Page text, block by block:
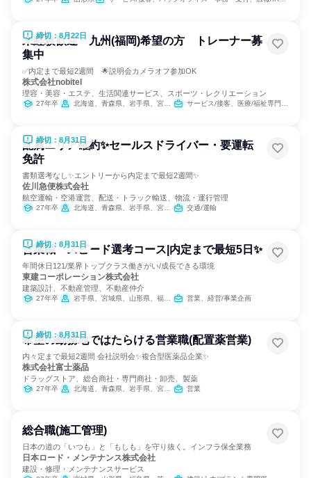
締切：8月22日
未経験歓迎 九州(福岡)希望の方 トレーナー募
集中
✅内定まで最短2週間 🌟説明会カメラオフ参加OK
株式会社nobitel
理容・美容・エステ、生活関連サービス、スポーツ・レクリエーション
27年卒 北海道、青森県、岩手県、宮城県、秋田県、山形県、福島県、茨城県、栃木県、群馬県、埼玉県、千葉県、東京都、神奈川県、新潟県、富山県、石川県、福井県、山梨県、長野県、岐阜県、静岡県、愛知県、三重県、滋賀県、京都府、大阪府、兵庫県、奈良県、和歌山県、鳥取県、島根県、岡山県、広島県、山口県、徳島県、香川県、愛媛県、高知県、福岡県、佐賀県、長崎県、熊本県、大分県、宮崎県、鹿児島県、沖縄県 サービス/接客、医療/福祉専門職、教育/保育専門職、小売販売/流通
締切：8月31日
配属エリア確約✨セールスドライバー・要運転
免許
書類選考なし✨エントリーから内定まで最短2週間✨
佐川急便株式会社
航空運輸・空港運営、配送・トラック輸送、物流・運行管理
27年卒 北海道、青森県、岩手県、宮城県、秋田県、山形県、福島県、茨城県、栃木県、群馬県、埼玉県、千葉県、東京都、神奈川県、新潟県、富山県、石川県、福井県、山梨県、長野県、岐阜県、静岡県、愛知県、三重県、滋賀県、京都府、大阪府、兵庫県、奈良県、和歌山県、鳥取県、島根県、岡山県、広島県、山口県、徳島県、香川県、愛媛県、高知県、福岡県、佐賀県、長崎県、熊本県、大分県、宮崎県、鹿児島県、沖縄県 交通/運輸
締切：8月31日
営業職 スピード選考コース|内定まで最短5日✨
年間休日121/業界トップクラス働きがい/成長できる環境
東建コーポレーション株式会社
建築設計、不動産管理、不動産仲介
27年卒 岩手県、宮城県、山形県、福島県、茨城県、栃木県、群馬県、埼玉県、千葉県、東京都、神奈川県、新潟県、富山県、石川県、福井県、長野県、岐阜県、静岡県、愛知県、三重県、滋賀県、京都府、大阪府、兵庫県、奈良県、鳥取県、島根県、岡山県、広島県、山口県、愛媛県、高知県、福岡県、長崎県、熊本県、大分県、宮崎県、鹿児島県、沖縄県 営業、経営/事業企画
締切：8月31日
希望の勤務地ではたらける営業職(配置薬営業)
内々定まで最短2週間 会社説明会✨複合型医薬品企業✨
株式会社富士薬品
ドラッグストア、総合商社・専門商社・卸売、製薬
27年卒 北海道、青森県、岩手県、宮城県、秋田県、山形県、福島県、茨城県、栃木県、群馬県、埼玉県、千葉県、東京都、神奈川県、新潟県、富山県、石川県、福井県、山梨県、長野県、岐阜県、静岡県、愛知県、三重県、滋賀県、京都府、大阪府、兵庫県、奈良県、和歌山県、鳥取県、島根県、岡山県、広島県、山口県、徳島県、香川県、愛媛県、高知県、福岡県、佐賀県、長崎県、熊本県、大分県、宮崎県、鹿児島県、沖縄県 営業
総合職(施工管理)
日本の道の「いつも」と「もしも」を守り抜く。インフラ保全業務
日本ロード・メンテナンス株式会社
建設・修理・メンテナンスサービス